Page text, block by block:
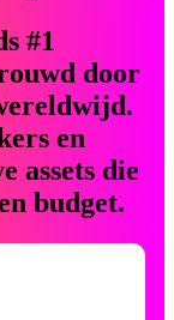
#1
door
en
assets die
budget.